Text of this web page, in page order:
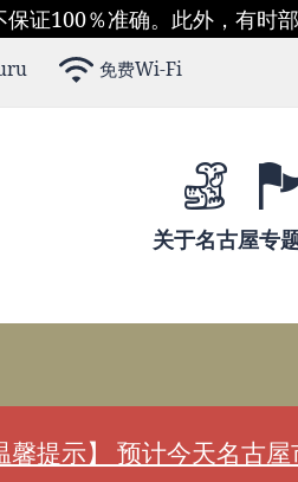
证100％准确。此外，有时
免费Wi-Fi
关于名古屋专
馨提示】 预计今天名古